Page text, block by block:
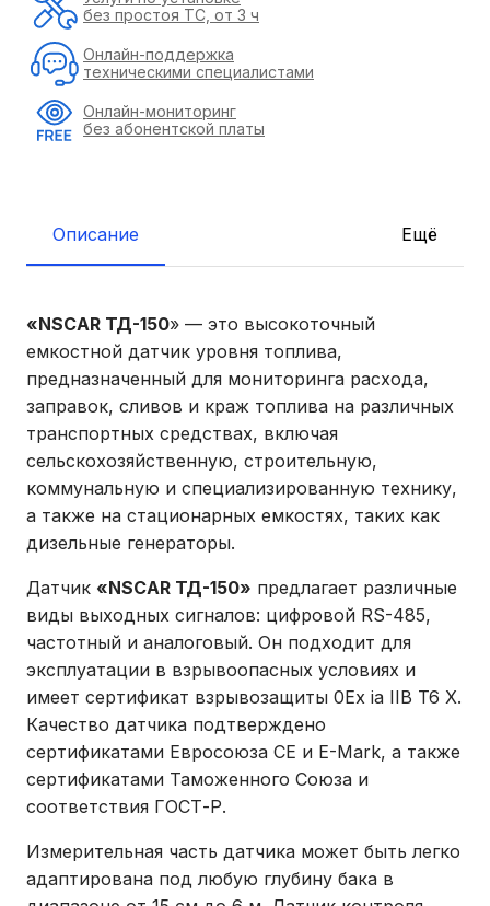
Описание Ещё
«NSCAR ТД-150» — это высокоточный
емкостной датчик уровня топлива,
предназначенный для мониторинга расхода,
заправок, сливов и краж топлива на различных
транспортных средствах, включая
сельскохозяйственную, строительную,
коммунальную и специализированную технику,
а также на стационарных емкостях, таких как
дизельные генераторы.
Датчик «NSCAR ТД-150» предлагает различные
виды выходных сигналов: цифровой RS-485,
частотный и аналоговый. Он подходит для
эксплуатации в взрывоопасных условиях и
имеет сертификат взрывозащиты 0Ex ia IIB T6 X.
Качество датчика подтверждено
сертификатами Евросоюза CE и E-Mark, а также
сертификатами Таможенного Союза и
соответствия ГОСТ-Р.
Измерительная часть датчика может быть легко
адаптирована под любую глубину бака в
без простоя ТС, от 3 ч
Онлайн-поддержка
техническими специалистами
Онлайн-мониторинг
без абонентской платы